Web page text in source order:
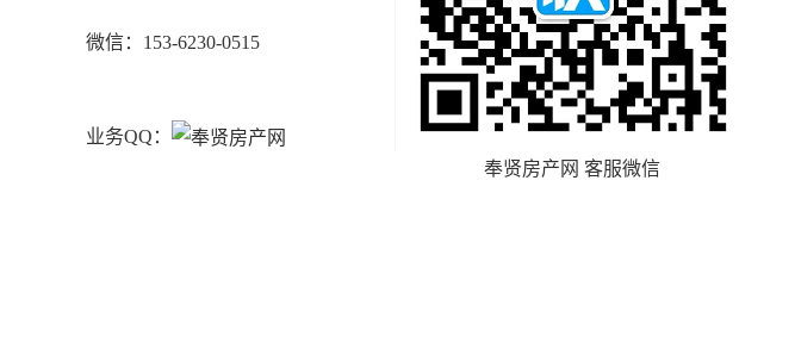
奉贤房产网 客服微信
微信：153-6230-0515
业务QQ：